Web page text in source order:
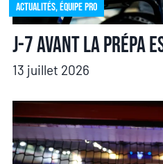
Actualités,Équipe pro
J-7 avant la prépa
13 juillet 2026